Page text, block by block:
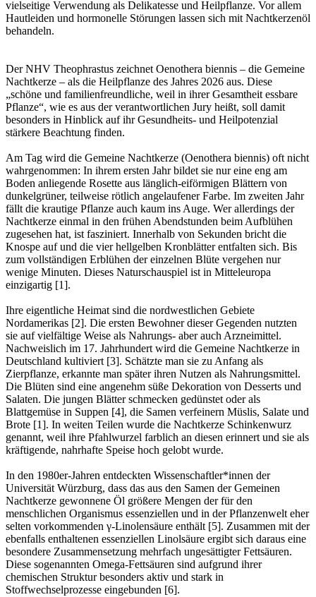
vielseitige Verwendung als Delikatesse und Heilpflanze. Vor allem
Hautleiden und hormonelle Störungen lassen sich mit Nachtkerzenöl
behandeln.
Der NHV Theophrastus zeichnet Oenothera biennis – die Gemeine
Nachtkerze – als die Heilpflanze des Jahres 2026 aus. Diese
„schöne und familienfreundliche, weil in ihrer Gesamtheit essbare
Pflanze“, wie es aus der verantwortlichen Jury heißt, soll damit
besonders in Hinblick auf ihr Gesundheits- und Heilpotenzial
stärkere Beachtung finden.
Am Tag wird die Gemeine Nachtkerze (Oenothera biennis) oft nicht
wahrgenommen: In ihrem ersten Jahr bildet sie nur eine eng am
Boden anliegende Rosette aus länglich-eiförmigen Blättern von
dunkelgrüner, teilweise rötlich angelaufener Farbe. Im zweiten Jahr
fällt die krautige Pflanze auch kaum ins Auge. Wer allerdings der
Nachtkerze einmal in den frühen Abendstunden beim Aufblühen
zugesehen hat, ist fasziniert. Innerhalb von Sekunden bricht die
Knospe auf und die vier hellgelben Kronblätter entfalten sich. Bis
zum vollständigen Erblühen der einzelnen Blüte vergehen nur
wenige Minuten. Dieses Naturschauspiel ist in Mitteleuropa
einzigartig [1].
Ihre eigentliche Heimat sind die nordwestlichen Gebiete
Nordamerikas [2]. Die ersten Bewohner dieser Gegenden nutzten
sie auf vielfältige Weise als Nahrungs- aber auch Arzneimittel.
Nachweislich im 17. Jahrhundert wird die Gemeine Nachtkerze in
Deutschland kultiviert [3]. Schätzte man sie zu Anfang als
Zierpflanze, erkannte man später ihren Nutzen als Nahrungsmittel.
Die Blüten sind eine angenehm süße Dekoration von Desserts und
Salaten. Die jungen Blätter schmecken gedünstet oder als
Blattgemüse in Suppen [4], die Samen verfeinern Müslis, Salate und
Brote [1]. In weiten Teilen wurde die Nachtkerze Schinkenwurz
genannt, weil ihre Pfahlwurzel farblich an diesen erinnert und sie als
kräftigende, nahrhafte Speise hoch gelobt wurde.
In den 1980er-Jahren entdeckten Wissenschaftler*innen der
Universität Würzburg, dass das aus den Samen der Gemeinen
Nachtkerze gewonnene Öl größere Mengen der für den
menschlichen Organismus essenziellen und in der Pflanzenwelt eher
selten vorkommenden γ-Linolensäure enthält [5]. Zusammen mit der
ebenfalls enthaltenen essenziellen Linolsäure ergibt sich daraus eine
besondere Zusammensetzung mehrfach ungesättigter Fettsäuren.
Diese sogenannten Omega-Fettsäuren sind aufgrund ihrer
chemischen Struktur besonders aktiv und stark in
Stoffwechselprozesse eingebunden [6].